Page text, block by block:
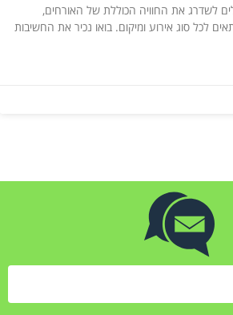
לשדרג את החוויה הכוללת של האורחים,
לכל סוג אירוע ומיקום. בואו נכיר את החשיבות